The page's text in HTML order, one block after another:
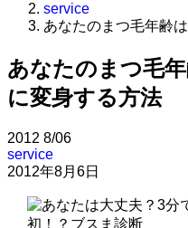
service
あなたのまつ毛年齢
あなたのまつ毛
に変身する方法
2012 8/06
service
2012年8月6日